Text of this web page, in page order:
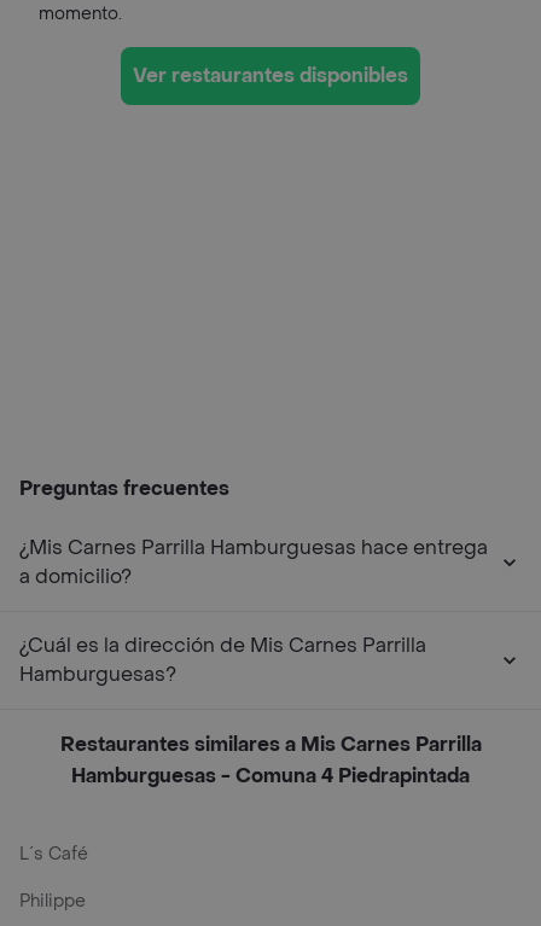
momento.
Ver restaurantes disponibles
Preguntas frecuentes
¿Mis Carnes Parrilla Hamburguesas hace entrega
a domicilio?
¿Cuál es la dirección de Mis Carnes Parrilla
Hamburguesas?
Restaurantes similares a Mis Carnes Parrilla
Hamburguesas - Comuna 4 Piedrapintada
L´s Café
Philippe